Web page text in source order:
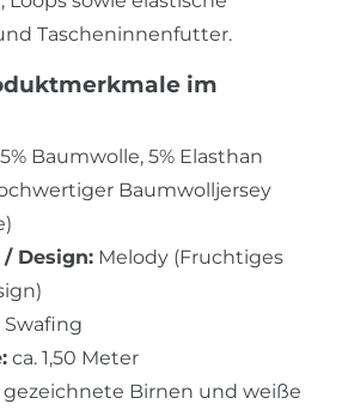
Tascheninnenfutter.
im
Baumwolle, 5% Elasthan
Baumwolljersey
Design: Melody (Fruchtiges
Swafing
ca. 1,50 Meter
gezeichnete Birnen und weiße